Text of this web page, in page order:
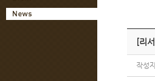
[리
작성